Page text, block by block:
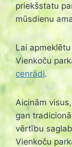
priekšstatu
mūsdienu
Lai
Vienkoču
cenrādi.
Aicinām
gan
vērtību
Vienkoču